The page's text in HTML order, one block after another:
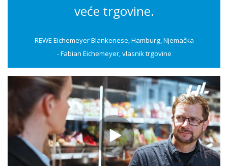
veće trgovine.
REWE Eichemeyer Blankenese, Hamburg, Njemačka
- Fabian Eichemeyer, vlasnik trgovine